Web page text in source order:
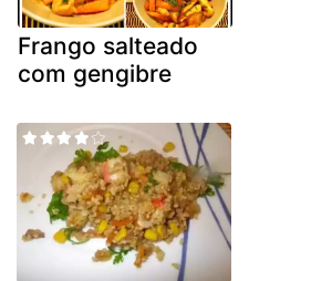
Frango salteado
com gengibre